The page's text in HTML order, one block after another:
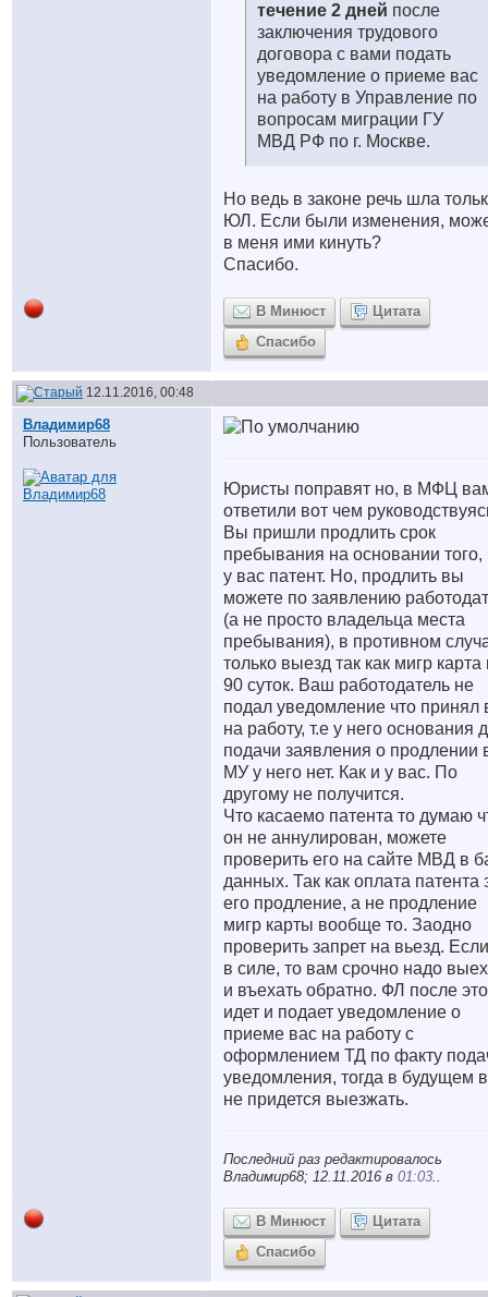
течение 2 дней после
заключения трудового
договора с вами подать
уведомление о приеме вас
на работу в Управление по
вопросам миграции ГУ
МВД РФ по г. Москве.
Но ведь в законе речь шла
ЮЛ. Если были изменения,
в меня ими кинуть?
Спасибо.
В Минюст
Цитата
Спасибо
12.11.2016, 00:48
Владимир68
Пользователь
Юристы поправят но, в МФЦ
ответили вот чем
Вы пришли продлить срок
пребывания на основании того,
у вас патент. Но, продлить вы
можете по заявлению
(а не просто владельца места
пребывания), в противном
только выезд так как мигр карта
90 суток. Ваш работодатель не
подал уведомление что принял
на работу, т.е у него основания
подачи заявления о продлении
МУ у него нет. Как и у вас. По
другому не получится.
Что касаемо патента то думаю
он не аннулирован, можете
проверить его на сайте МВД в
данных. Так как оплата патента
его продление, а не продление
мигр карты вообще то. Заодно
проверить запрет на вьезд.
в силе, то вам срочно надо
и въехать обратно. ФЛ после
идет и подает уведомление о
приеме вас на работу с
оформлением ТД по факту
уведомления, тогда в будущем
не придется выезжать.
Последний раз редактировалось
Владимир68; 12.11.2016 в 01:03..
В Минюст
Цитата
Спасибо